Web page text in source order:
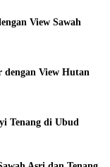
View Sawah
View Hutan
Tenang di Ubud